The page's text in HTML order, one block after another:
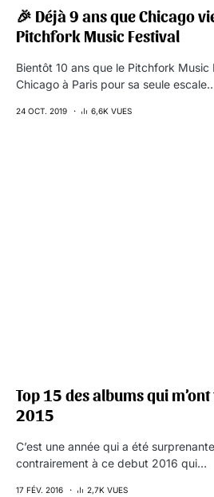
🎉 Déjà 9 ans que Chicago
Pitchfork Music Festival
Bientôt 10 ans que le Pitchfork
Chicago à Paris pour sa seule
24 OCT. 2019 6,6K VUES
Top 15 des albums qui
2015
C’est une année qui a été
contrairement à ce debut 2016 qui…
17 FÉV. 2016 2,7K VUES